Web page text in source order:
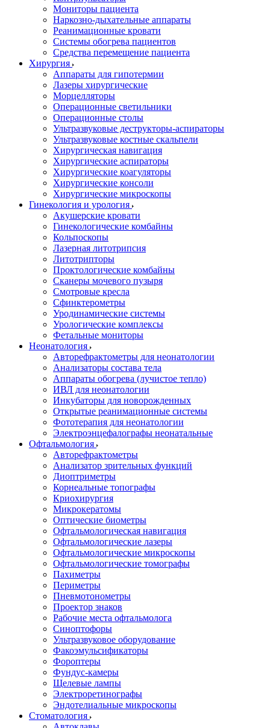
Мониторы пациента
Наркозно-дыхательные аппараты
Реанимационные кровати
Системы обогрева пациентов
Средства перемещение пациента
Хирургия
Аппараты для гипотермии
Лазеры хирургические
Морцелляторы
Операционные светильники
Операционные столы
Ультразвуковые деструкторы-аспираторы
Ультразвуковые костные скальпели
Хирургическая навигация
Хирургические аспираторы
Хирургические коагуляторы
Хирургические консоли
Хирургические микроскопы
Гинекология и урология
Акушерские кровати
Гинекологические комбайны
Кольпоскопы
Лазерная литотрипсия
Литотрипторы
Проктологические комбайны
Сканеры мочевого пузыря
Смотровые кресла
Сфинктерометры
Уродинамические системы
Урологические комплексы
Фетальные мониторы
Неонатология
Авторефрактометры для неонатологии
Анализаторы состава тела
Аппараты обогрева (лучистое тепло)
ИВЛ для неонатологии
Инкубаторы для новорожденных
Открытые реанимационные системы
Фототерапия для неонатологии
Электроэнцефалографы неонатальные
Офтальмология
Авторефрактометры
Анализатор зрительных функций
Диоптриметры
Корнеальные топографы
Криохирургия
Микрокератомы
Оптические биометры
Офтальмологическая навигация
Офтальмологические лазеры
Офтальмологические микроскопы
Офтальмологические томографы
Пахиметры
Периметры
Пневмотонометры
Проектор знаков
Рабочие места офтальмолога
Синоптофоры
Ультразвуковое оборудование
Факоэмульсификаторы
Фороптеры
Фундус-камеры
Щелевые лампы
Электроретинографы
Эндотелиальные микроскопы
Стоматология